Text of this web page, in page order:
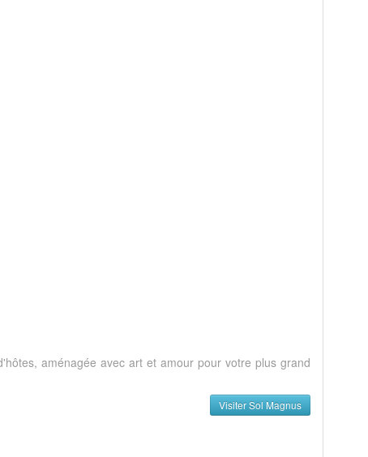
aménagée avec art et amour pour votre plus grand
Visiter Sol Magnus